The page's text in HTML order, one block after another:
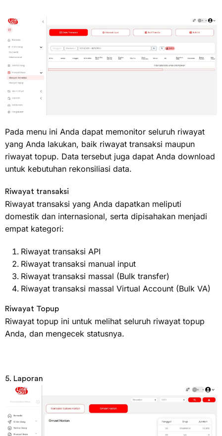
Pada menu ini Anda dapat memonitor seluruh riwayat
yang Anda lakukan, baik riwayat transaksi maupun
riwayat topup. Data tersebut juga dapat Anda download
untuk kebutuhan rekonsiliasi data.
Riwayat transaksi
Riwayat transaksi yang Anda dapatkan meliputi
domestik dan internasional, serta dipisahakan menjadi
empat kategori:
Riwayat transaksi API
Riwayat transaksi manual input
Riwayat transaksi massal (Bulk transfer)
Riwayat transaksi massal Virtual Account (Bulk VA)
Riwayat Topup
Riwayat topup ini untuk melihat seluruh riwayat topup
Anda, dan mengecek statusnya.
5. Laporan